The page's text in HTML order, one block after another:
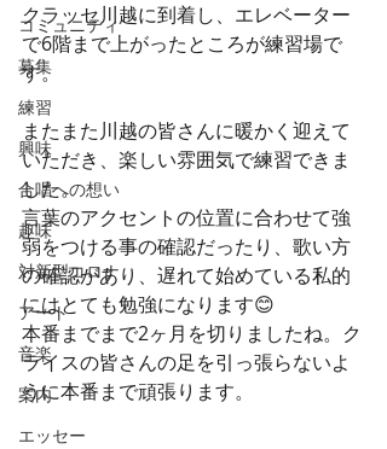
コミュニティ
募集
練習
興味
合唱への想い
趣味
対新型コロナ
アート
音楽
案内
エッセー
クラッセ川越に到着し、エレベーター
で6階まで上がったところが練習場で
す。
またまた川越の皆さんに暖かく迎えて
いただき、楽しい雰囲気で練習できま
した。
言葉のアクセントの位置に合わせて強
弱をつける事の確認だったり、歌い方
の確認があり、遅れて始めている私的
にはとても勉強になります😊
本番までまで2ヶ月を切りましたね。ク
ライスの皆さんの足を引っ張らないよ
うに本番まで頑張ります。